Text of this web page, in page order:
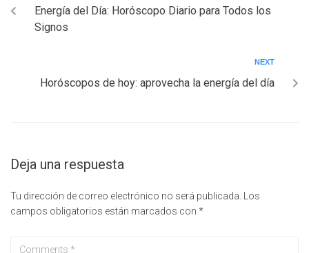
Energía del Día: Horóscopo Diario para Todos los
Signos
NEXT
Horóscopos de hoy: aprovecha la energía del día
Deja una respuesta
Tu dirección de correo electrónico no será publicada.
Los
campos obligatorios están marcados con *